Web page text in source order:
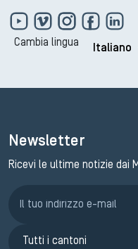
Cambia lingua
Newsletter
Ricevi le ultime notizie dai